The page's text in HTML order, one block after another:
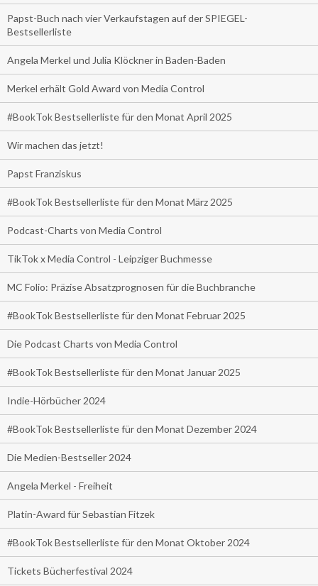
Papst-Buch nach vier Verkaufstagen auf der SPIEGEL-
Bestsellerliste
Angela Merkel und Julia Klöckner in Baden-Baden
Merkel erhält Gold Award von Media Control
#BookTok Bestsellerliste für den Monat April 2025
Wir machen das jetzt!
Papst Franziskus
#BookTok Bestsellerliste für den Monat März 2025
Podcast-Charts von Media Control
TikTok x Media Control - Leipziger Buchmesse
MC Folio: Präzise Absatzprognosen für die Buchbranche
#BookTok Bestsellerliste für den Monat Februar 2025
Die Podcast Charts von Media Control
#BookTok Bestsellerliste für den Monat Januar 2025
Indie-Hörbücher 2024
#BookTok Bestsellerliste für den Monat Dezember 2024
Die Medien-Bestseller 2024
Angela Merkel - Freiheit
Platin-Award für Sebastian Fitzek
#BookTok Bestsellerliste für den Monat Oktober 2024
Tickets Bücherfestival 2024